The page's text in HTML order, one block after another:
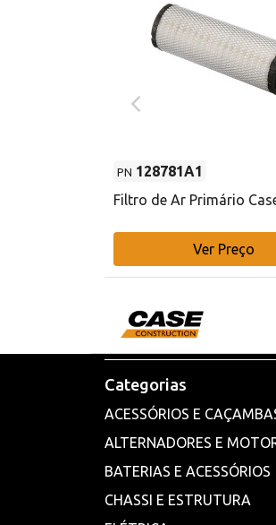
PN 128781A1
Filtro de Ar Primário
Ver Preço
Categorias
ACESSÓRIOS E
ALTERNADORES E
BATERIAS E ACESSÓRIOS
CHASSI E ESTRUTURA